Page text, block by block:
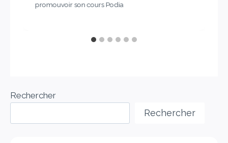
promouvoir son cours Podia
Rechercher
Rechercher